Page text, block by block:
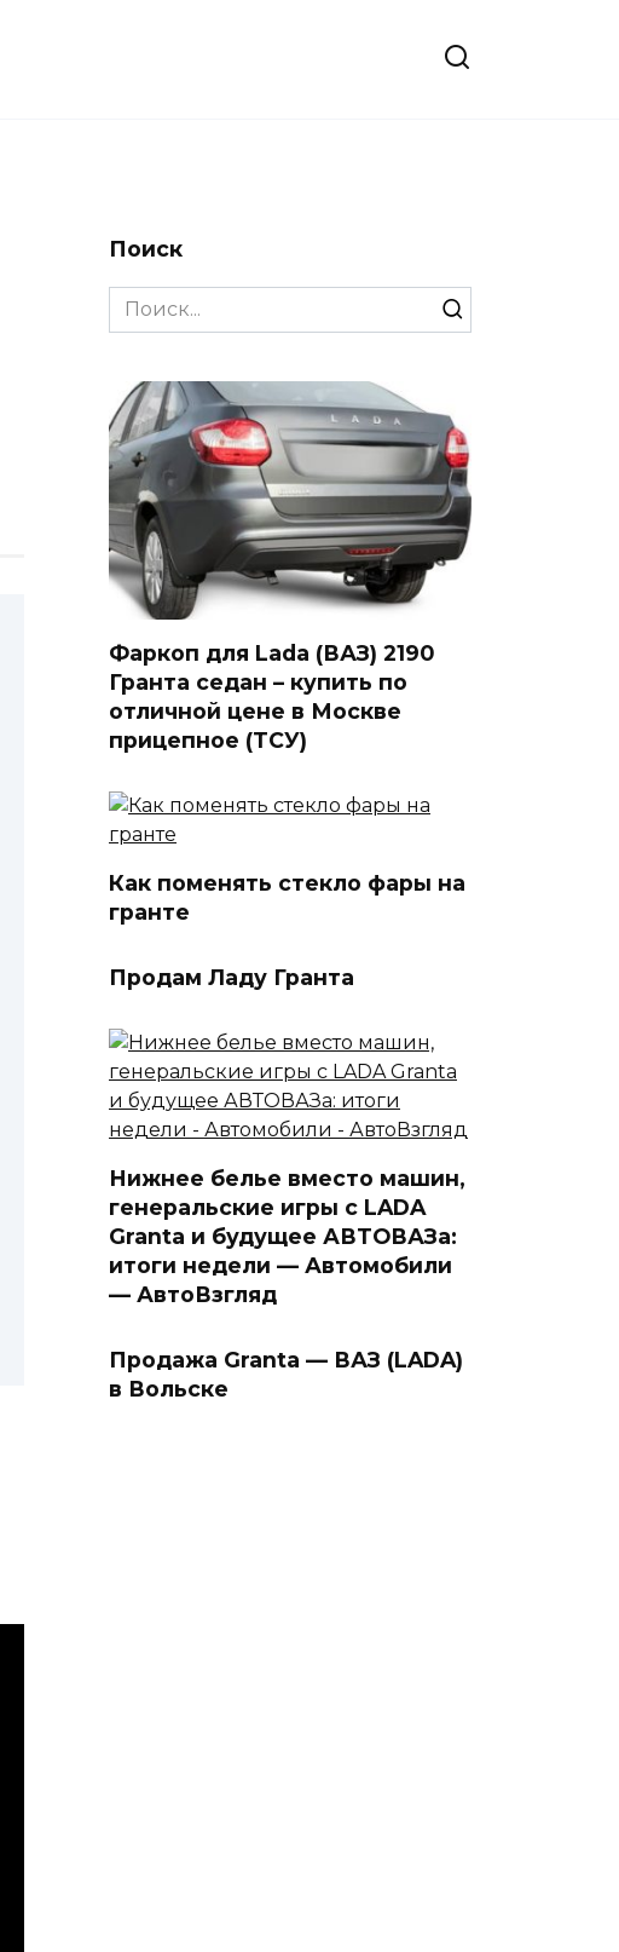
Поиск
Search
for:
Фаркоп для Lada (ВАЗ) 2190
Гранта седан – купить по
отличной цене в Москве
прицепное (ТСУ)
Как поменять стекло фары на
гранте
Продам Ладу Гранта
Нижнее белье вместо машин,
генеральские игры с LADA
Granta и будущее АВТОВАЗа:
итоги недели — Автомобили
— АвтоВзгляд
Продажа Granta — ВАЗ (LADA)
в Вольске